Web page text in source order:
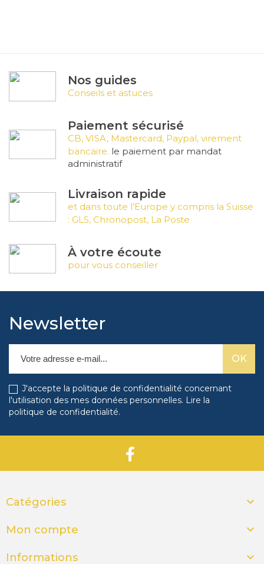
Nos guides
Conseils et astuces
Paiement sécurisé
CB, VISA, Mastercard, Paypal, virement
bancaire. le paiement par mandat
administratif
Livraison rapide
et dans toute l’Europe y compris la Suisse
: GLS, Chronopost, La Poste
À votre écoute
pour vous conseiller
Newsletter
J'accepte la politique de confidentialité concernant
l'utilisation des mes données personnelles. Lire la
politique de confidentialité.
Catégories 
Mon compte 
Informations 